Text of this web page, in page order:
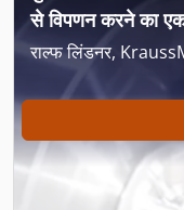
से विपणन करने का एक
राल्फ लिंडनर,